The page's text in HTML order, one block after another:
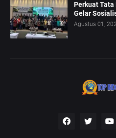
Perkuat Tata
Gelar
Agustus 01,